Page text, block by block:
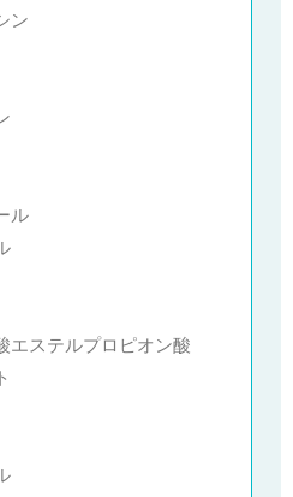
ン
ル
エステルプロピオン酸